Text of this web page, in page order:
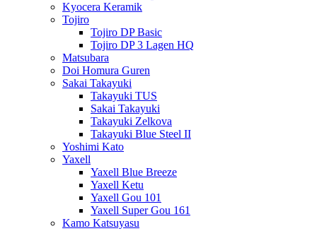
Kyocera Keramik
Tojiro
Tojiro DP Basic
Tojiro DP 3 Lagen HQ
Matsubara
Doi Homura Guren
Sakai Takayuki
Takayuki TUS
Sakai Takayuki
Takayuki Zelkova
Takayuki Blue Steel II
Yoshimi Kato
Yaxell
Yaxell Blue Breeze
Yaxell Ketu
Yaxell Gou 101
Yaxell Super Gou 161
Kamo Katsuyasu